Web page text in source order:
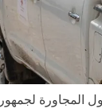
المجاورة